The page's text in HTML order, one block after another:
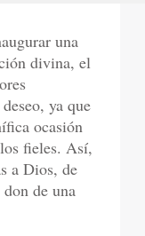
una
divina, el
ya que
ocasión
fieles. Así,
a Dios, de
de una